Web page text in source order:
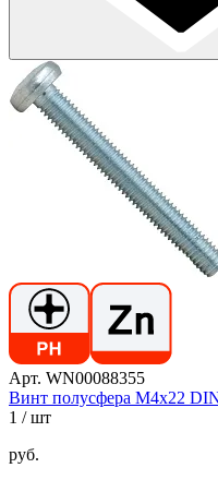
Арт. WN00088355
Винт полусфера М4х22
1 / шт
руб.